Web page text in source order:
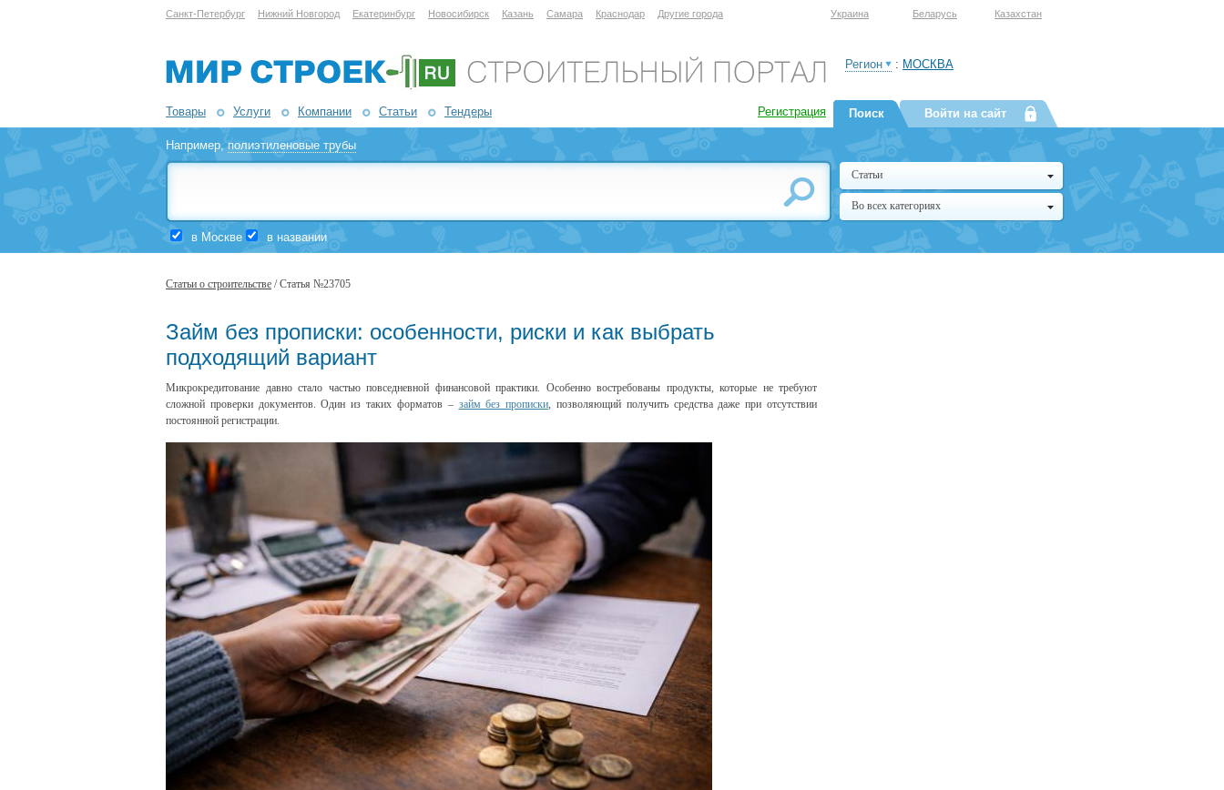
Санкт-Петербург Нижний Новгород Екатеринбург Новосибирск Казань Самара Краснодар Другие города Украина Беларусь Казахстан
Товары Услуги Компании Статьи Тендеры Регистрация
Регион : МОСКВА
Например,полиэтиленовые трубы
в Москве в названии
Поиск Войти на сайт
Статьи
Во всех категориях
Статьи о строительстве / Статья №23705
Займ без прописки: особенности, риски и как выбрать
подходящий вариант
Микрокредитование давно стало частью повседневной финансовой практики. Особенно востребованы продукты, которые не требуют
сложной проверки документов. Один из таких форматов – займ без прописки, позволяющий получить средства даже при отсутствии
постоянной регистрации.